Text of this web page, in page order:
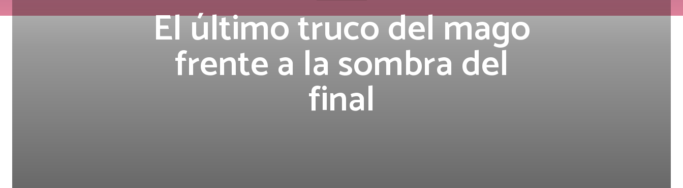
El último truco del mago
frente a la sombra del
final